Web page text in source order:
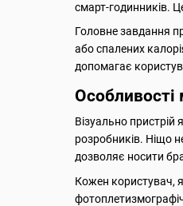
смарт-годинників.
Головне завдання
або спалених
допомагає
Особливості
Візуально
розробників. Ніщо
дозволяє носити
Кожен користувач,